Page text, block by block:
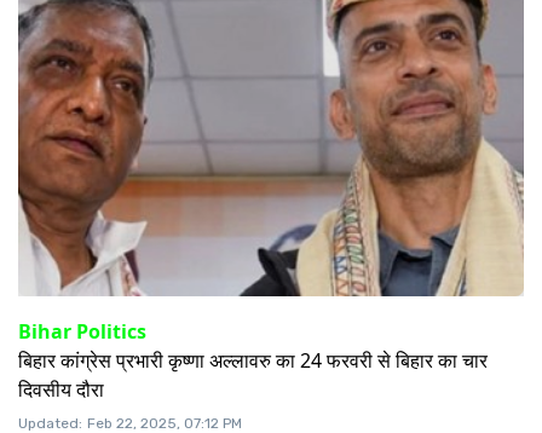
Bihar Politics
बिहार कांग्रेस प्रभारी कृष्णा अल्लावरु का 24 फरवरी से बिहार का चार
दिवसीय दौरा
Updated: Feb 22, 2025, 07:12 PM